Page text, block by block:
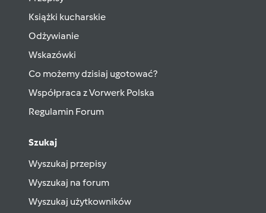
Książki kucharskie
Odżywianie
Wskazówki
Co możemy dzisiaj ugotować?
Współpraca z Vorwerk Polska
Regulamin Forum
Szukaj
Wyszukaj przepisy
Wyszukaj na forum
Wyszukaj użytkowników